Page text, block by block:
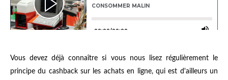
Vous devez déjà connaître si vous nous lisez régulièrement le
principe du cashback sur les achats en ligne, qui est d'ailleurs un